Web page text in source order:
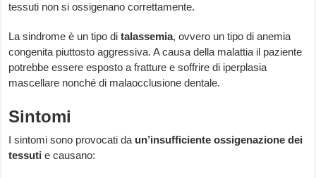
tessuti non si ossigenano correttamente.
La sindrome è un tipo ditalassemia, ovvero un tipo di anemia
congenita piuttosto aggressiva. A causa della malattia il paziente
potrebbe essere esposto a fratture e soffrire di iperplasia
mascellare nonché di malaocclusione dentale.
Sintomi
I sintomi sono provocati da un’insufficiente ossigenazione dei
tessuti e causano: